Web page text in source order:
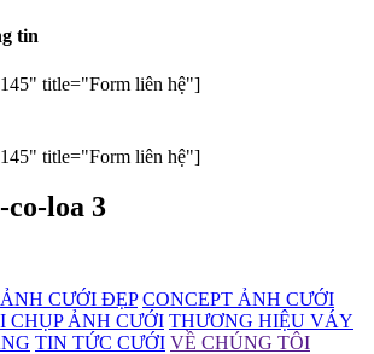
tin
title="Form liên hệ"]
title="Form liên hệ"]
loa 3
CƯỚI ĐẸP CONCEPT ẢNH CƯỚI
CHỤP ẢNH CƯỚI THƯƠNG HIỆU VÁY
TIN TỨC CƯỚI VỀ CHÚNG TÔI